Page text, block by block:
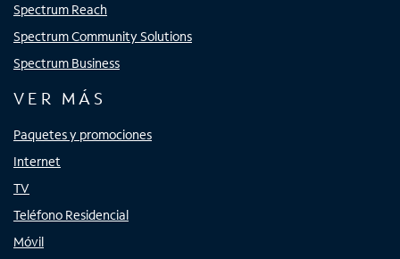
Spectrum Reach
Spectrum Community Solutions
Spectrum Business
VER MÁS
Paquetes y promociones
Internet
TV
Teléfono Residencial
Móvil